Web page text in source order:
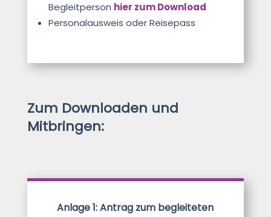
Begleitperson hier zum Download
Personalausweis oder Reisepass
Zum Downloaden und
Mitbringen:
Anlage 1: Antrag zum begleiteten